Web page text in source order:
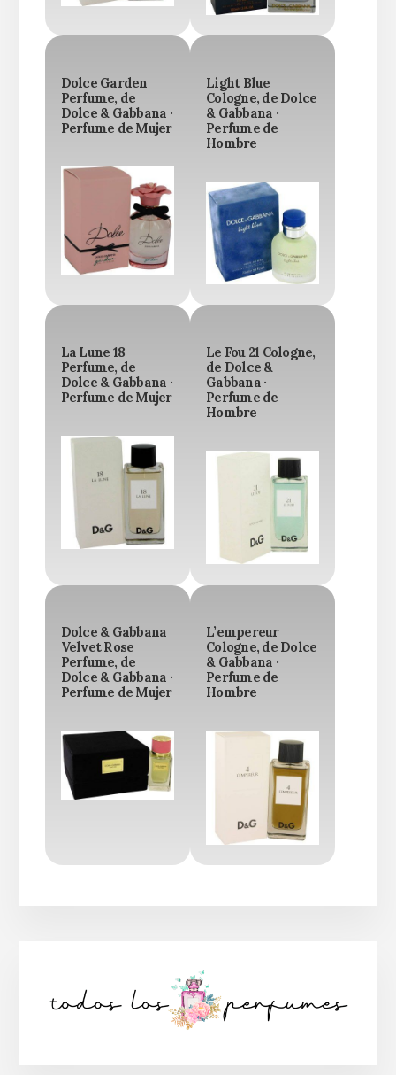
Dolce Garden
Perfume, de
Dolce & Gabbana ·
Perfume de Mujer
Light Blue
Cologne, de Dolce
& Gabbana ·
Perfume de
Hombre
La Lune 18
Perfume, de
Dolce & Gabbana ·
Perfume de Mujer
Le Fou 21 Cologne,
de Dolce &
Gabbana ·
Perfume de
Hombre
Dolce & Gabbana
Velvet Rose
Perfume, de
Dolce & Gabbana ·
Perfume de Mujer
L’empereur
Cologne, de Dolce
& Gabbana ·
Perfume de
Hombre
lateral